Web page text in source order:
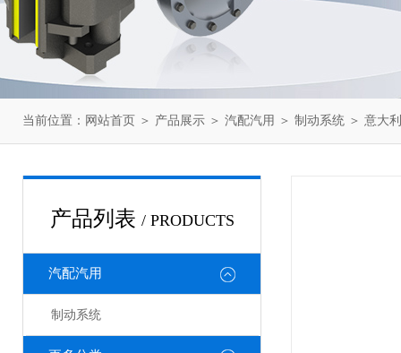
当前位置： 网站首页 ＞ 产品展示 ＞ 汽配汽用 ＞ 制动系统 ＞ 意大
产品列表 / PRODUCTS
汽配汽用
制动系统